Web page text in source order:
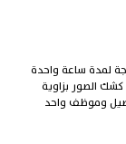
25% عند حجز كشك تصوير بزاوية 360° درجة لمدة ساعة واحدة
الصور بزاوية
وموظف واحد